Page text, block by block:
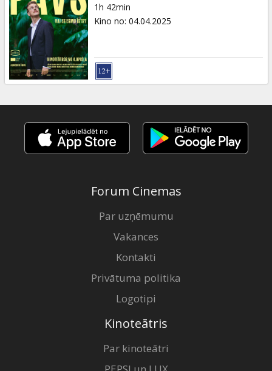
Dāvanu
kartes
Uzkodas
B2B
Kino
Klubs
1h 42min
Kino no: 04.04.2025
Forum Cinemas
Par uzņēmumu
Vakances
Kontakti
Privātuma politika
Logotipi
Kinoteātris
Par kinoteātri